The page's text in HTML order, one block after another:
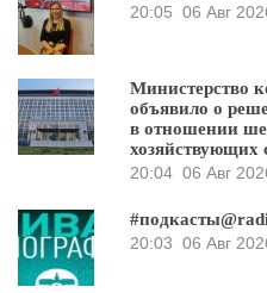
20:05 06 Авг
Министерство
объявило о
в отношении
хозяйствующих
20:04 06 Авг
20:03 06 Авг